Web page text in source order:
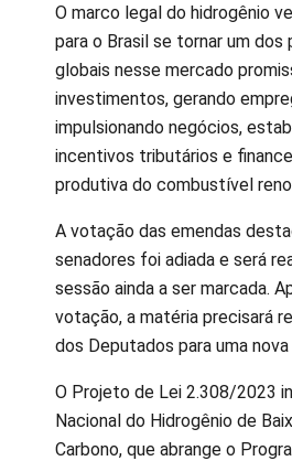
O marco legal do hidrogênio
para o Brasil se tornar um dos
globais nesse mercado
investimentos, gerando
impulsionando negócios,
incentivos tributários e
produtiva do combustível
A votação das emendas
senadores foi adiada e será
sessão ainda a ser marcada.
votação, a matéria precisará
dos Deputados para uma nova
O Projeto de Lei 2.308/2023
Nacional do Hidrogênio de
Carbono, que abrange o